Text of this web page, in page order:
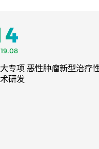
性肿瘤新型治疗性疫苗关键
研发